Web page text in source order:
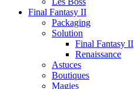
Final Fantasy II
Packaging
Solution
Final Fantasy II
Renaissance
Astuces
Boutiques
Magies